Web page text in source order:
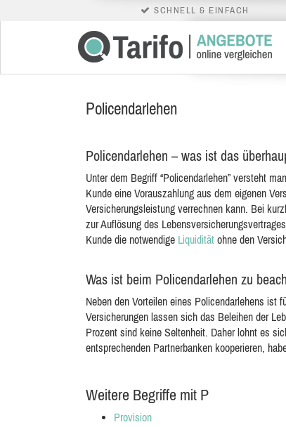
SCHNELL & EINFACH
Policendarlehen
Policendarlehen – was ist das
Unter dem Begriff “Policendarlehen” versteht
Kunde eine Vorauszahlung aus dem eigenen
Versicherungsleistung verrechnen kann. Bei
zur Auflösung des
Kunde die notwendige Liquidität ohne den
Was ist beim Policendarlehen zu
Neben den Vorteilen eines Policendarlehens ist
Versicherungen lassen sich das Beleihen der
Prozent sind keine Seltenheit. Daher lohnt es
entsprechenden Partnerbanken kooperieren,
Weitere Begriffe mit P
Provision